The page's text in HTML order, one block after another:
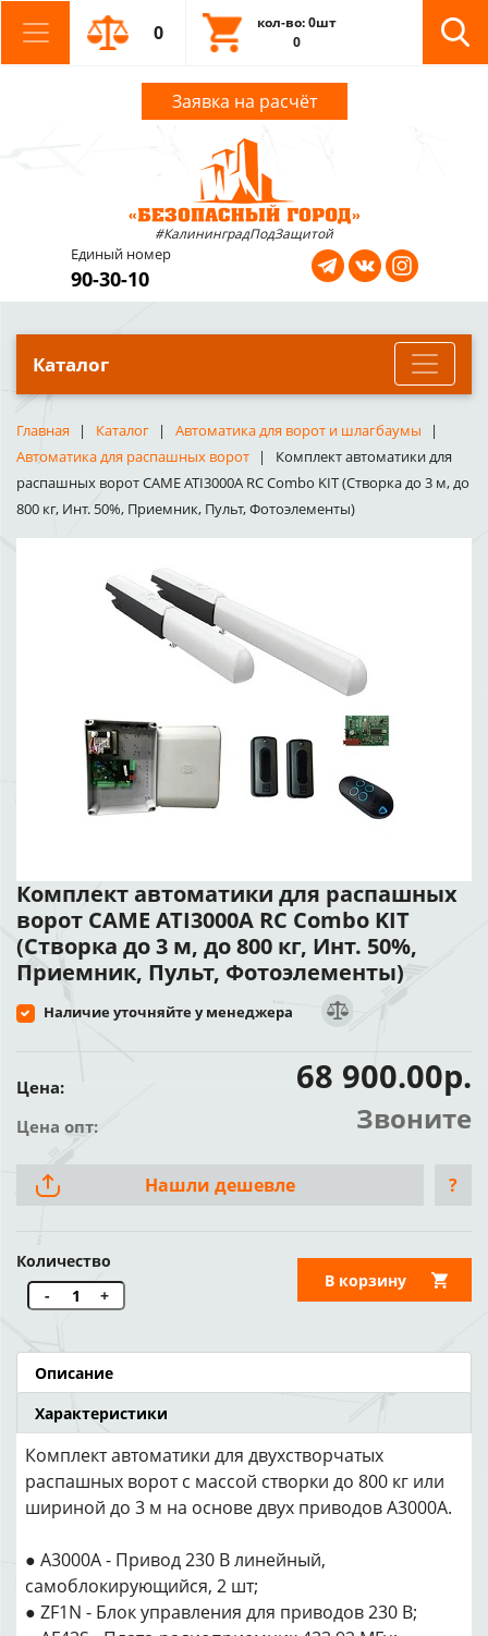
0
кол-во: 0шт
0
Заявка на расчёт
#КалининградПодЗащитой
Единый номер
90-30-10
Каталог
Главная Каталог
Автоматика для ворот и шлагбаумы
Автоматика для распашных ворот
Комплект автоматики для
распашных ворот CAME ATI3000A RC Combo KIT (Створка до 3 м, до
800 кг, Инт. 50%, Приемник, Пульт, Фотоэлементы)
Комплект автоматики для распашных
ворот CAME ATI3000A RC Combo KIT
(Створка до 3 м, до 800 кг, Инт. 50%,
Приемник, Пульт, Фотоэлементы)
Наличие уточняйте у менеджера
Цена: 68 900.00р.
Цена опт: Звоните
Нашли дешевле ?
Количество
-
+
В корзину
Описание
Характеристики
Комплект автоматики для двухстворчатых
распашных ворот с массой створки до 800 кг или
шириной до 3 м на основе двух приводов А3000А.
● A3000A - Привод 230 В линейный,
самоблокирующийся, 2 шт;
● ZF1N - Блок управления для приводов 230 В;